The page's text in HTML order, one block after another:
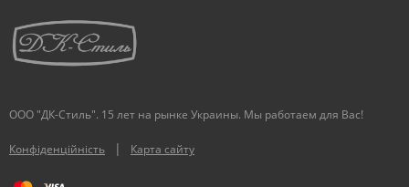
ООО "ДК-Стиль". 15 лет на рынке Украины. Мы работаем для Вас!
Конфіденційність | Карта сайту